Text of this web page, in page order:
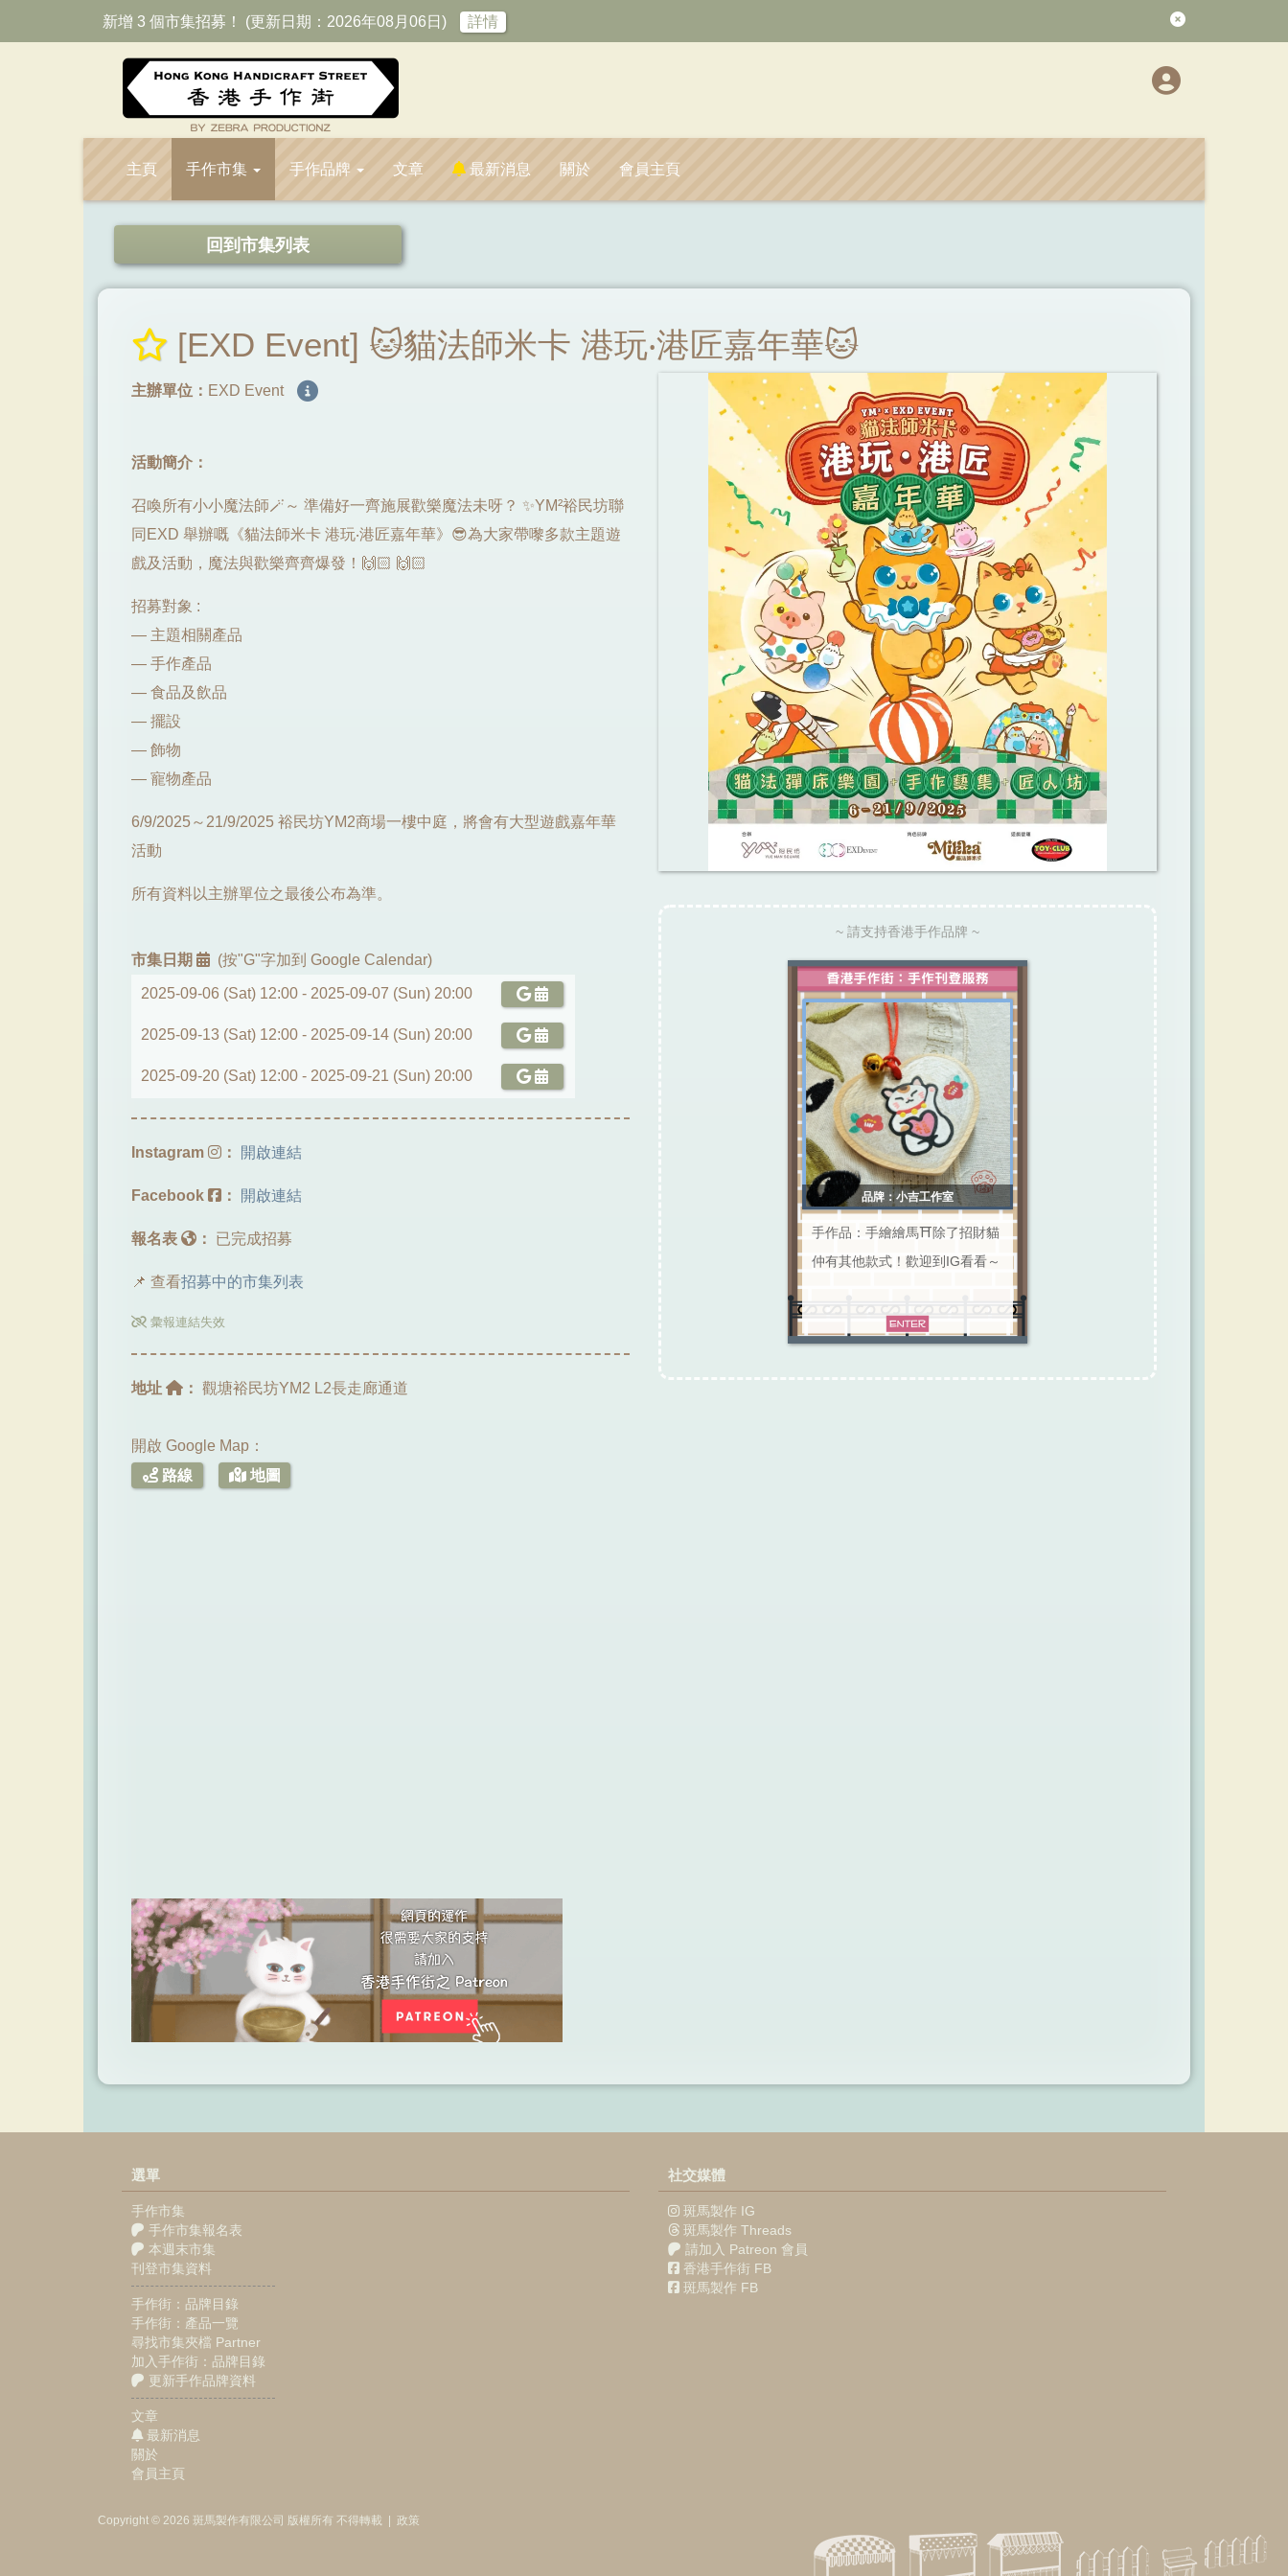
新增 3 個市集招募！ (更新日期：2026年08月06日) 詳情
主頁 手作市集 手作品牌 文章 最新消息 關於 會員主頁
回到市集列表
[EXD Event] 🐱貓法師米卡 港玩‧港匠嘉年華🐱
~ 請支持香港手作品牌 ~
品牌：小吉工作室
手作品：手繪繪馬⛩️除了招財貓
仲有其他款式！歡迎到IG看看～
主辦單位： EXD Event
活動簡介：
召喚所有小小魔法師🪄～ 準備好一齊施展歡樂魔法未呀？ ✨YM²裕民坊聯
同EXD 舉辦嘅《貓法師米卡 港玩‧港匠嘉年華》😎為大家帶嚟多款主題遊
戲及活動，魔法與歡樂齊齊爆發！🙌🏻 🙌🏻
招募對象 :
— 主題相關產品
— ⼿作產品
— 食品及飲品
— 擺設
— 飾物
— 寵物產品
6/9/2025～21/9/2025 裕民坊YM2商場一樓中庭，將會有大型遊戲嘉年華
活動
所有資料以主辦單位之最後公布為準。
市集日期 (按"G"字加到 Google Calendar)
2025-09-06 (Sat) 12:00 - 2025-09-07 (Sun) 20:00
2025-09-13 (Sat) 12:00 - 2025-09-14 (Sun) 20:00
2025-09-20 (Sat) 12:00 - 2025-09-21 (Sun) 20:00
Instagram ： 開啟連結
Facebook ： 開啟連結
報名表 ： 已完成招募
📌 查看招募中的市集列表
彙報連結失效
地址 ： 觀塘裕民坊YM2 L2長走廊通道
開啟 Google Map：
路線
地圖
選單
手作市集
手作市集報名表
本週末市集
刊登市集資料
手作街：品牌目錄
手作街：產品一覽
尋找市集夾檔 Partner
加入手作街：品牌目錄
更新手作品牌資料
文章
最新消息
關於
會員主頁
社交媒體
斑馬製作 IG
斑馬製作 Threads
請加入 Patreon 會員
香港手作街 FB
斑馬製作 FB
Copyright © 2026 斑馬製作有限公司 版權所有 不得轉載 | 政策